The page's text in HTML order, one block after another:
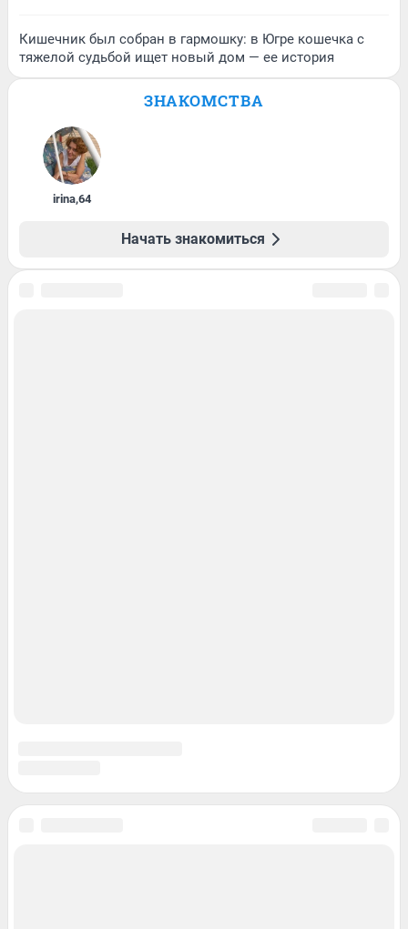
Кишечник был собран в гармошку: в Югре кошечка с
тяжелой судьбой ищет новый дом — ее история
ЗНАКОМСТВА
irina,64
Начать знакомиться